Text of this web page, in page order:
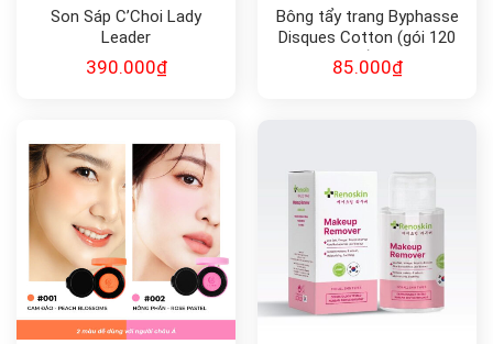
Son Sáp C’Choi Lady
Leader
390.000₫
Bông tẩy trang Byphasse
Disques Cotton (gói 120
miếng)
85.000₫